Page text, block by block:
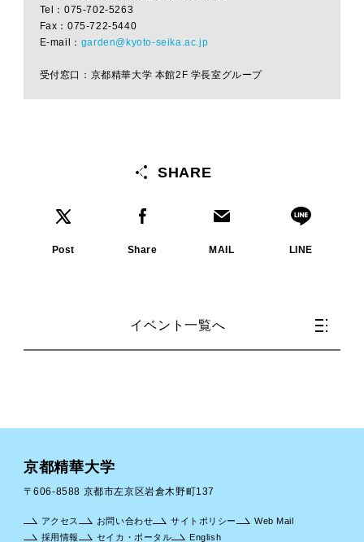
Tel：075-702-5263
Fax：075-722-5440
E-mail： garden@kyoto-seika.ac.jp
受付窓口：京都精華大学 本館2F 学長室グループ
SHARE
Post Share MAIL LINE
イベント一覧へ
京都精華大学
〒606-8588 京都市左京区岩倉木野町137
アクセス お問い合わせ サイトポリシー
Web Mail
採用情報
セイカ・ポータル English